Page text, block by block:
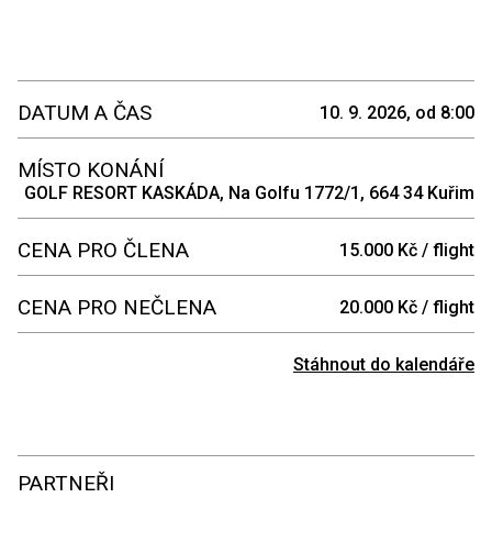
DATUM A ČAS 10. 9. 2026, od 8:00
MÍSTO KONÁNÍ
GOLF RESORT KASKÁDA, Na Golfu 1772/1, 664 34 Kuřim
CENA PRO ČLENA 15.000 Kč / flight
CENA PRO NEČLENA 20.000 Kč / flight
Stáhnout do kalendáře
PARTNEŘI